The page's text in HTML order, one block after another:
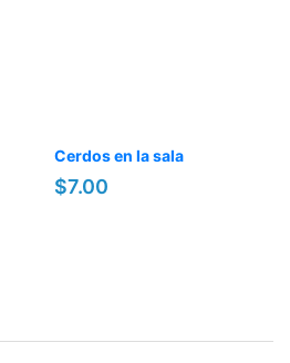
Cerdos en la sala
$7.00